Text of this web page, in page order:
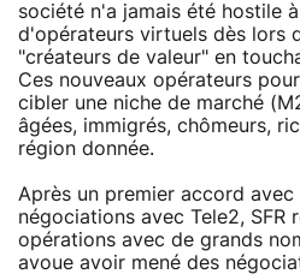
société n'a jamais été hostile
d'opérateurs virtuels dès lors
"créateurs de valeur" en
Ces nouveaux opérateurs
cibler une niche de marché
âgées, immigrés, chômeurs,
région donnée.
Après un premier accord
négociations avec Tele2, SFR
opérations avec de grands
avoue avoir mené des